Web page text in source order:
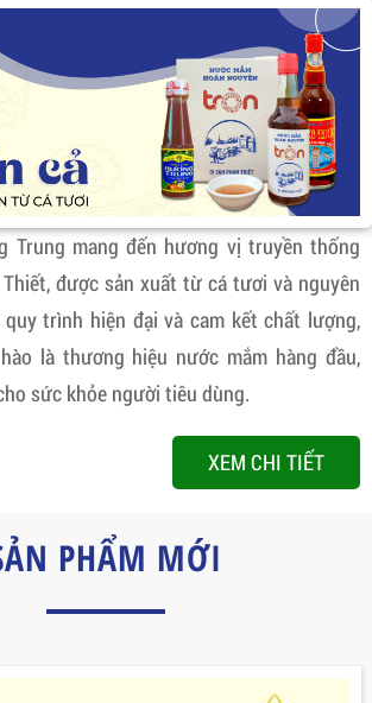
Trung mang đến hương vị truyền thống
được sản xuất từ cá tươi và nguyên
trình hiện đại và cam kết chất lượng,
là thương hiệu nước mắm hàng đầu,
sức khỏe người tiêu dùng.
XEM CHI TIẾT
PHẨM MỚI